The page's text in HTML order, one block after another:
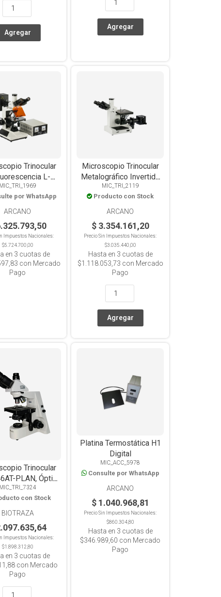
Trinocular
L-
YL, Óptica Plana,
1000X,
Epi HBO,
Halógena
MIC_TRI_1969
por WhatsApp
ARCANO
Impuestos Nacionales:
$5.724.700,00
en 3 cuotas de
con Mercado
Pago
Microscopio Trinocular
Metalográfico Invertido
XJL-17AT, Óptica Plana, 4
Objetivos, LED
MIC_TRI_2119
Producto con Stock
ARCANO
$ 3.354.161,20
Precio Sin Impuestos Nacionales:
$3.035.440,00
Hasta en 3 cuotas de
$1.118.053,73 con Mercado
Pago
Trinocular
PLAN, Óptica
Corregida A
4 Objetivos
Koehler LED
MIC_TRI_7324
con Stock
BIOTRAZA
Impuestos Nacionales:
$1.898.312,80
en 3 cuotas de
con Mercado
Pago
Platina Termostática H1
Digital
MIC_ACC_5978
Consulte por WhatsApp
ARCANO
$ 1.040.968,81
Precio Sin Impuestos Nacionales:
$860.304,80
Hasta en 3 cuotas de
$346.989,60 con Mercado
Pago